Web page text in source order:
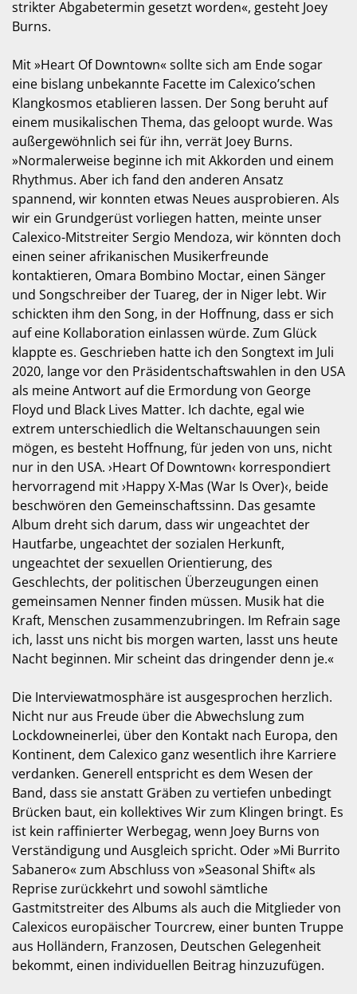
strikter Abgabetermin gesetzt worden«, gesteht Joey
Burns.
Mit »Heart Of Downtown« sollte sich am Ende sogar
eine bislang unbekannte Facette im Calexico’schen
Klangkosmos etablieren lassen. Der Song beruht auf
einem musikalischen Thema, das geloopt wurde. Was
außergewöhnlich sei für ihn, verrät Joey Burns.
»Normalerweise beginne ich mit Akkorden und einem
Rhythmus. Aber ich fand den anderen Ansatz
spannend, wir konnten etwas Neues ausprobieren. Als
wir ein Grundgerüst vorliegen hatten, meinte unser
Calexico-Mitstreiter Sergio Mendoza, wir könnten doch
einen seiner afrikanischen Musikerfreunde
kontaktieren, Omara Bombino Moctar, einen Sänger
und Songschreiber der Tuareg, der in Niger lebt. Wir
schickten ihm den Song, in der Hoffnung, dass er sich
auf eine Kollaboration einlassen würde. Zum Glück
klappte es. Geschrieben hatte ich den Songtext im Juli
2020, lange vor den Präsidentschaftswahlen in den USA
als meine Antwort auf die Ermordung von George
Floyd und Black Lives Matter. Ich dachte, egal wie
extrem unterschiedlich die Weltanschauungen sein
mögen, es besteht Hoffnung, für jeden von uns, nicht
nur in den USA. ›Heart Of Downtown‹ korrespondiert
hervorragend mit ›Happy X-Mas (War Is Over)‹, beide
beschwören den Gemeinschaftssinn. Das gesamte
Album dreht sich darum, dass wir ungeachtet der
Hautfarbe, ungeachtet der sozialen Herkunft,
ungeachtet der sexuellen Orientierung, des
Geschlechts, der politischen Überzeugungen einen
gemeinsamen Nenner finden müssen. Musik hat die
Kraft, Menschen zusammenzubringen. Im Refrain sage
ich, lasst uns nicht bis morgen warten, lasst uns heute
Nacht beginnen. Mir scheint das dringender denn je.«
Die Interviewatmosphäre ist ausgesprochen herzlich.
Nicht nur aus Freude über die Abwechslung zum
Lockdowneinerlei, über den Kontakt nach Europa, den
Kontinent, dem Calexico ganz wesentlich ihre Karriere
verdanken. Generell entspricht es dem Wesen der
Band, dass sie anstatt Gräben zu vertiefen unbedingt
Brücken baut, ein kollektives Wir zum Klingen bringt. Es
ist kein raffinierter Werbegag, wenn Joey Burns von
Verständigung und Ausgleich spricht. Oder »Mi Burrito
Sabanero« zum Abschluss von »Seasonal Shift« als
Reprise zurückkehrt und sowohl sämtliche
Gastmitstreiter des Albums als auch die Mitglieder von
Calexicos europäischer Tourcrew, einer bunten Truppe
aus Holländern, Franzosen, Deutschen Gelegenheit
bekommt, einen individuellen Beitrag hinzuzufügen.